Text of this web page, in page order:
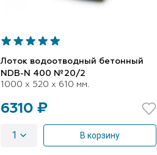
Лоток водоотводный бетонный
NDB-N 400 №20/2
1000 x 520 x 610 мм.
6310 ₽
1 В корзину